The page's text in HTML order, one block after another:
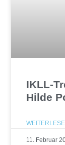
IKLL-
Hilde
11. Februar